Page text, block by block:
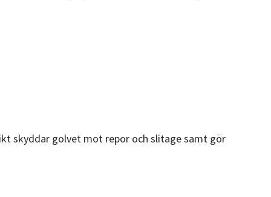
skyddar golvet mot repor och slitage samt gör